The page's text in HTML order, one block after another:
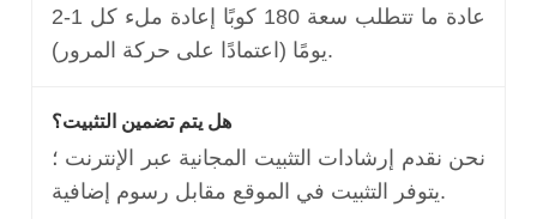
عادة ما تتطلب سعة 180 كوبًا إعادة ملء كل 1-2
يومًا (اعتمادًا على حركة المرور).
هل يتم تضمين التثبيت؟
نحن نقدم إرشادات التثبيت المجانية عبر الإنترنت ؛
يتوفر التثبيت في الموقع مقابل رسوم إضافية.